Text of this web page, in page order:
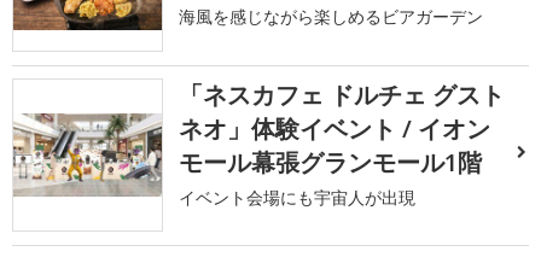
海風を感じながら楽しめるビアガーデン
「ネスカフェ ドルチェ グスト
ネオ」体験イベント / イオン
モール幕張グランモール1階
イベント会場にも宇宙人が出現